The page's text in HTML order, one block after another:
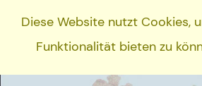
Diese Website nutzt Cookies,
Funktionalität bieten zu